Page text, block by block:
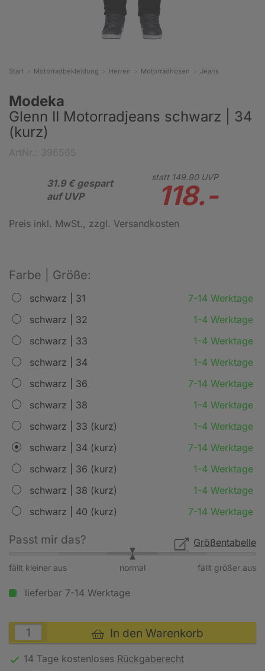
Start Motorradbekleidung Herren Motorradhosen Jeans
Modeka
Glenn II Motorradjeans schwarz | 34
(kurz)
31.9 € gespart
auf UVP
statt 149.90UVP
118.-
Preis inkl. MwSt., zzgl. Versandkosten
Farbe | Größe:
schwarz | 31
7-14 Werktage
schwarz | 32
1-4 Werktage
schwarz | 33
1-4 Werktage
schwarz | 34
1-4 Werktage
schwarz | 36
7-14 Werktage
schwarz | 38
1-4 Werktage
schwarz | 33 (kurz)
1-4 Werktage
schwarz | 34 (kurz)
7-14 Werktage
schwarz | 36 (kurz)
1-4 Werktage
schwarz | 38 (kurz)
1-4 Werktage
schwarz | 40 (kurz)
7-14 Werktage
Größentabelle
Passt mir das?
fällt kleiner aus fällt größer aus
normal
lieferbar 7-14 Werktage
In den Warenkorb
14 Tage kostenloses Rückgaberecht